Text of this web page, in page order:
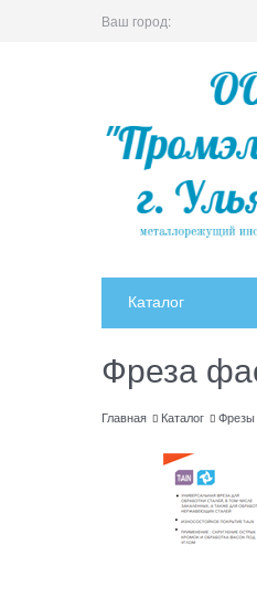
Ваш город:
Каталог
Фреза
Главная Каталог Фрезы